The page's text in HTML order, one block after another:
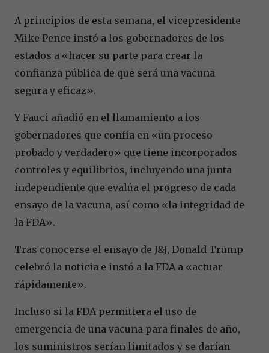
A principios de esta semana, el vicepresidente
Mike Pence instó a los gobernadores de los
estados a «hacer su parte para crear la
confianza pública de que será una vacuna
segura y eficaz».
Y Fauci añadió en el llamamiento a los
gobernadores que confía en «un proceso
probado y verdadero» que tiene incorporados
controles y equilibrios, incluyendo una junta
independiente que evalúa el progreso de cada
ensayo de la vacuna, así como «la integridad de
la FDA».
Tras conocerse el ensayo de J&J, Donald Trump
celebró la noticia e instó a la FDA a «actuar
rápidamente».
Incluso si la FDA permitiera el uso de
emergencia de una vacuna para finales de año,
los suministros serían limitados y se darían